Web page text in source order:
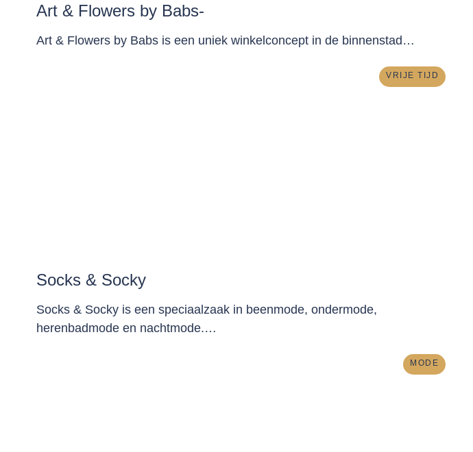
Art & Flowers by Babs-
Art & Flowers by Babs is een uniek winkelconcept in de binnenstad…
VRIJE TIJD
Socks & Socky
Socks & Socky is een speciaalzaak in beenmode, ondermode,
herenbadmode en nachtmode.…
MODE